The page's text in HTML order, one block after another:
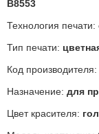
B8553
Технология печати:
Тип печати:
Код производителя:
Назначение: для
Цвет красителя: